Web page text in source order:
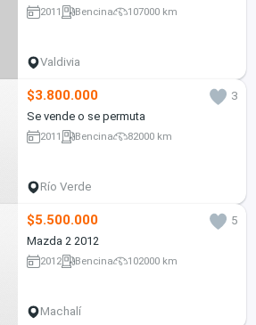
2011 Bencina 107000 km
Valdivia
$3.800.000
3
Se vende o se permuta
2011 Bencina 82000 km
Río Verde
$5.500.000
5
Mazda 2 2012
2012 Bencina 102000 km
Machalí